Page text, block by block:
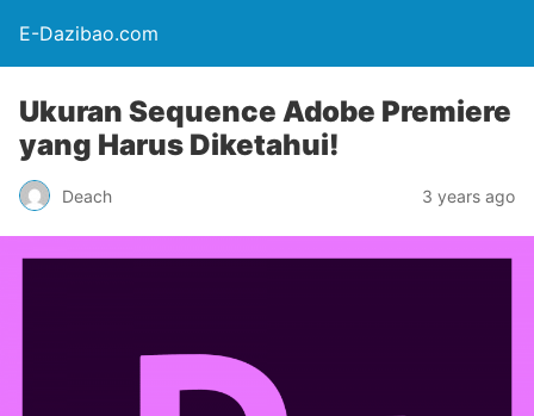
E-Dazibao.com
Ukuran Sequence Adobe Premiere
yang Harus Diketahui!
Deach 3 years ago